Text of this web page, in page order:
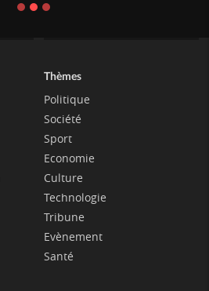
Thèmes
Politique
Société
Sport
Economie
Culture
Technologie
Tribune
Evènement
Santé